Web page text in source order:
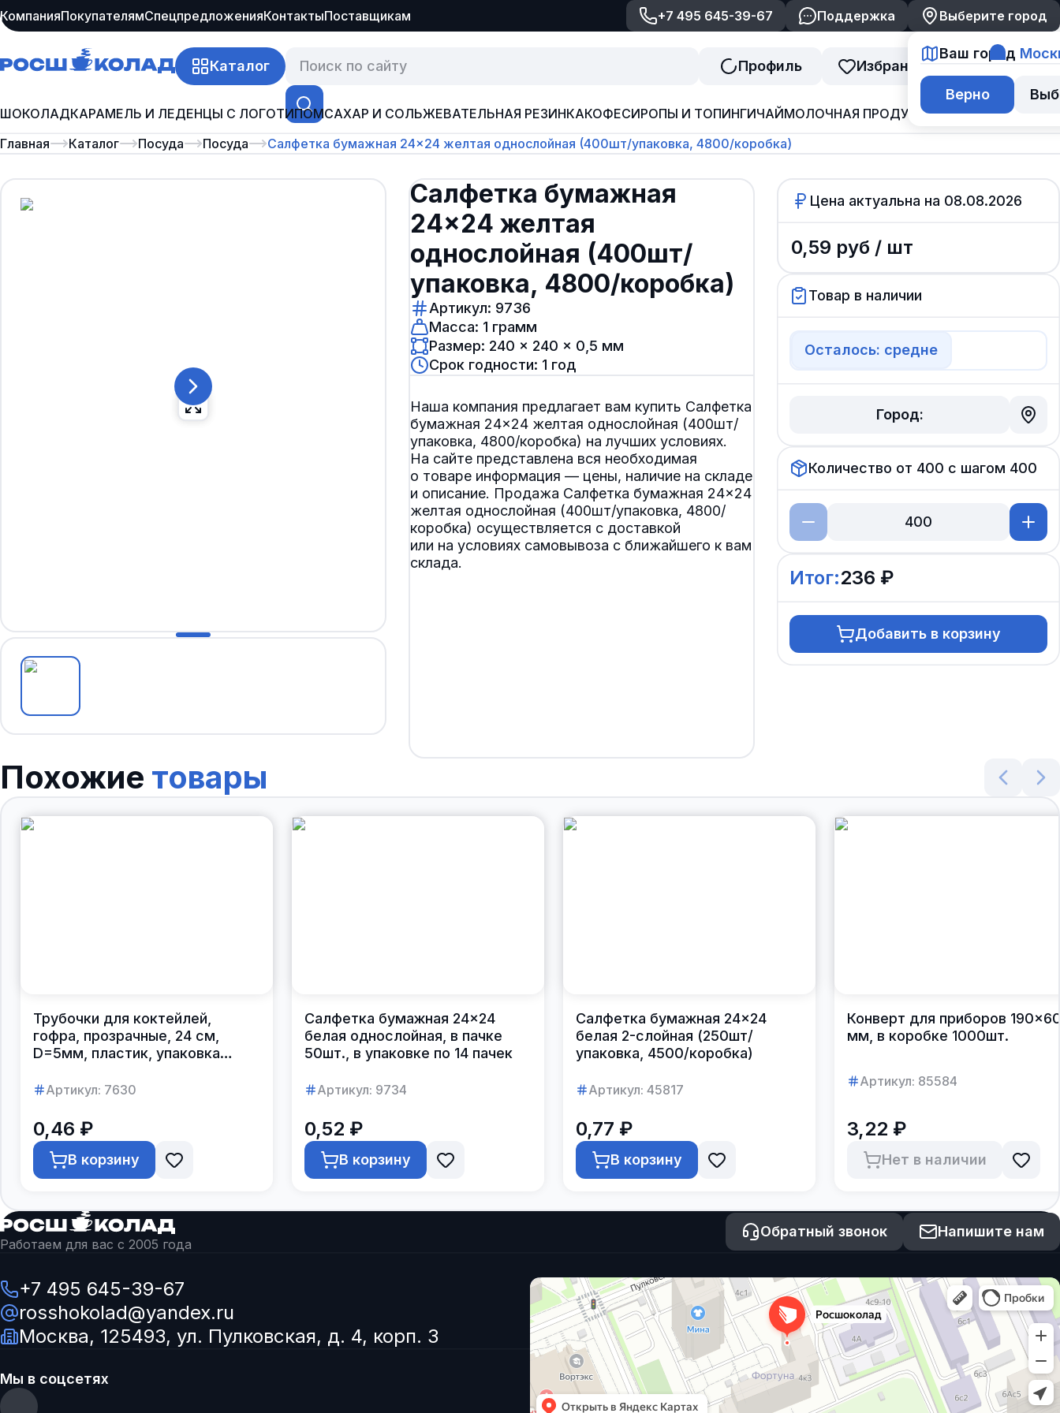
КомпанияПокупателямСпецпредложенияКонтактыПоставщикам +7 495 645-39-67 Поддержка Выберите город
Ваш город
Верно
Каталог Профиль Избранное Корзина
ШОКОЛАДКАРАМЕЛЬ И ЛЕДЕНЦЫ С ЛОГОТИПОМСАХАР И СОЛЬЖЕВАТЕЛЬНАЯ РЕЗИНКАКОФЕСИРОПЫ И ТОПИНГИЧАЙМОЛОЧНАЯ ПРОДУКЦИЯДЖЕМ И
Главная
Каталог Посуда Посуда Салфетка бумажная 24×24 желтая однослойная (400шт/упаковка, 4800/коробка)
Салфетка бумажная
24×24 желтая
однослойная (400шт/
упаковка, 4800/коробка)
Артикул: 9736
Масса: 1 грамм
Размер: 240 × 240 × 0,5 мм
Срок годности: 1 год
Наша компания предлагает вам купить Салфетка
бумажная 24×24 желтая однослойная (400шт/
упаковка, 4800/коробка) на лучших условиях.
На сайте представлена вся необходимая
о товаре информация — цены, наличие на складе
и описание. Продажа Салфетка бумажная 24×24
желтая однослойная (400шт/упаковка, 4800/
коробка) осуществляется с доставкой
или на условиях самовывоза с ближайшего к вам
склада.
Цена актуальна на 08.08.2026
0,59 руб / шт
Товар в наличии
Осталось: средне
Город:
Количество от 400 с шагом 400
Итог:236 ₽
Добавить в корзину
Похожие товары
Трубочки для коктейлей,
гофра, прозрачные, 24 см,
D=5мм, пластик, упаковка
Артикул: 7630
0,46 ₽
В корзину
Салфетка бумажная 24×24
белая однослойная, в пачке
50шт., в упаковке по 14 пачек
Артикул: 9734
0,52 ₽
В корзину
Салфетка бумажная 24×24
белая 2-слойная (250шт/
упаковка, 4500/коробка)
Артикул: 45817
0,77 ₽
В корзину
Конверт для приборов
мм, в коробке 1000шт.
Артикул: 85584
3,22 ₽
Нет в наличии
Работаем для вас с 2005 года
Обратный звонок Напишите нам
+7 495 645-39-67
rosshokolad@yandex.ru
Москва, 125493, ул. Пулковская, д. 4, корп. 3
Мы в соцсетях